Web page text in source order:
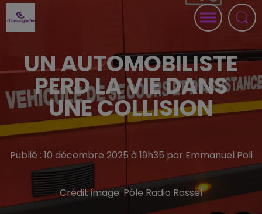
UN AUTOMOBILISTE
PERD LA VIE DANS
UNE COLLISION
Publié : 10 décembre 2025 à 19h35 par Emmanuel Poli
Crédit image: Pôle Radio Rossel